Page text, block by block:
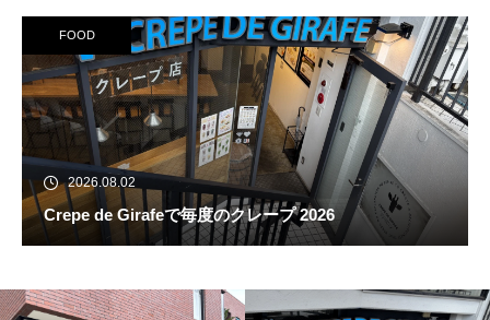
FOOD
2026.08.02
Crepe de Girafeで毎度のクレープ 2026